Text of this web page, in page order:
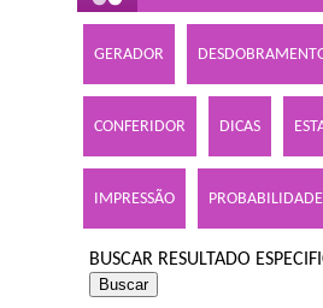
GERADOR
CONFERIDOR DICAS
IMPRESSÃO
BUSCAR RESULTADO